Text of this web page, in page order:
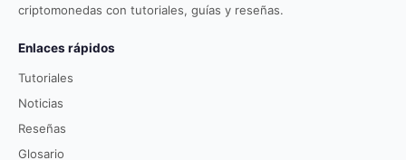
criptomonedas con tutoriales, guías y reseñas.
Enlaces rápidos
Tutoriales
Noticias
Reseñas
Glosario